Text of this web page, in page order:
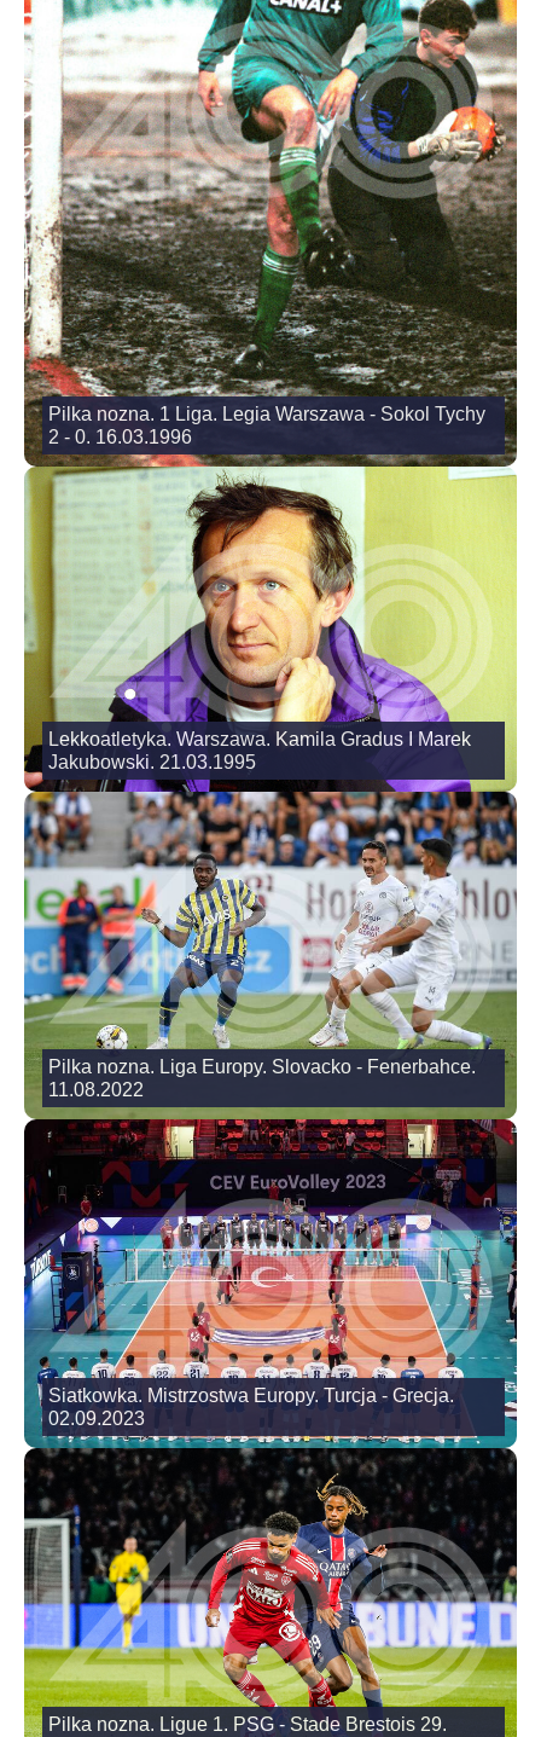
Pilka nozna. 1 Liga. Legia Warszawa - Sokol Tychy
2 - 0. 16.03.1996
Lekkoatletyka. Warszawa. Kamila Gradus I Marek
Jakubowski. 21.03.1995
Pilka nozna. Liga Europy. Slovacko - Fenerbahce.
11.08.2022
Siatkowka. Mistrzostwa Europy. Turcja - Grecja.
02.09.2023
Pilka nozna. Ligue 1. PSG - Stade Brestois 29.